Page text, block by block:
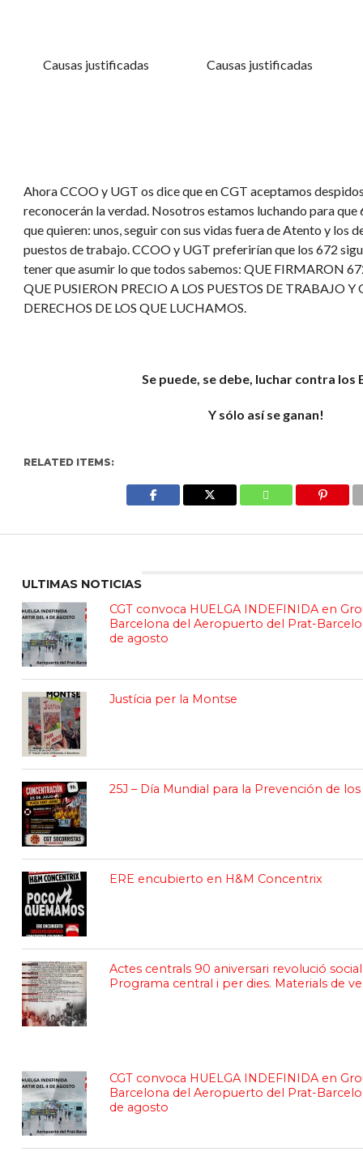
Causas justificadas Causas justificadas
Ahora CCOO y UGT os dice que en CGT aceptamos
reconocerán la verdad. Nosotros estamos luchando para que
que quieren: unos, seguir con sus vidas fuera de Atento y los
puestos de trabajo. CCOO y UGT preferirían que los 672
tener que asumir lo que todos sabemos: QUE FIRMARON
QUE PUSIERON PRECIO A LOS PUESTOS DE TRABAJO
DERECHOS DE LOS QUE LUCHAMOS.
Se puede, se debe, luchar contra los
Y sólo así se ganan!
RELATED ITEMS:
ULTIMAS NOTICIAS
CGT convoca HUELGA INDEFINIDA en
Barcelona del Aeropuerto del Prat-
de agosto
Justícia per la Montse
25J – Día Mundial para la Prevención de
ERE encubierto en H&M Concentrix
Actes centrals 90 aniversari revolució social
Programa central i per dies. Materials de
CGT convoca HUELGA INDEFINIDA en
Barcelona del Aeropuerto del Prat-
de agosto